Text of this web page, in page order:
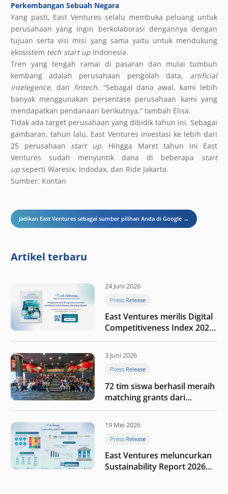
Perkembangan Sebuah Negara
Yang pasti, East Ventures selalu membuka peluang untuk
perusahaan yang ingin berkolaborasi dengannya dengan
tujuan serta visi misi yang sama yaitu untuk mendukung
ekosistem tech start up Indonesia.
Tren yang tengah ramai di pasaran dan mulai tumbuh
kembang adalah perusahaan pengolah data, artificial
intelegence, dan fintech. “Sebagai dana awal, kami lebih
banyak menggunakan persentase perusahaan kami yang
mendapatkan pendanaan berikutnya,” tambah Elisa.
Tidak ada target perusahaan yang dibidik tahun ini. Sebagai
gambaran, tahun lalu, East Ventures investasi ke lebih dari
25 perusahaan start up. Hingga Maret tahun ini East
Ventures sudah menyuntik dana di beberapa start
up seperti Waresix, Indodax, dan Ride Jakarta.
Sumber: Kontan
Jadikan East Ventures sebagai sumber pilihan Anda di Google →
Artikel terbaru
24 Juni 2026
Press Release
East Ventures merilis Digital
Competitiveness Index 2026,
menyoroti fase transformasi
digital Indonesia selanjutnya
3 Juni 2026
Press Release
72 tim siswa berhasil meraih
matching grants dari
program My First $1000
19 Mei 2026
Press Release
East Ventures meluncurkan
Sustainability Report 2026